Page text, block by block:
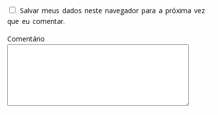
Salvar meus dados neste navegador para a próxima vez
que eu comentar.
Comentário